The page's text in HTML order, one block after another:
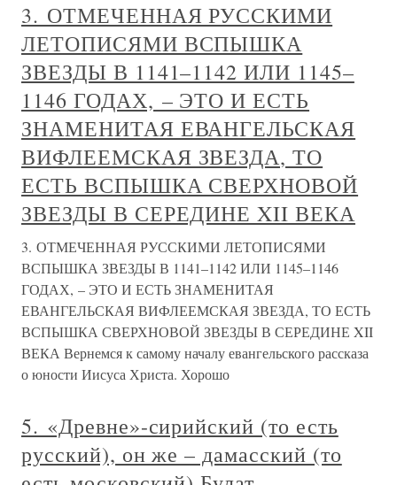
3. ОТМЕЧЕННАЯ РУССКИМИ
ЛЕТОПИСЯМИ ВСПЫШКА
ЗВЕЗДЫ В 1141–1142 ИЛИ 1145–
1146 ГОДАХ, – ЭТО И ЕСТЬ
ЗНАМЕНИТАЯ ЕВАНГЕЛЬСКАЯ
ВИФЛЕЕМСКАЯ ЗВЕЗДА, ТО
ЕСТЬ ВСПЫШКА СВЕРХНОВОЙ
ЗВЕЗДЫ В СЕРЕДИНЕ XII ВЕКА
3. ОТМЕЧЕННАЯ РУССКИМИ ЛЕТОПИСЯМИ
ВСПЫШКА ЗВЕЗДЫ В 1141–1142 ИЛИ 1145–1146
ГОДАХ, – ЭТО И ЕСТЬ ЗНАМЕНИТАЯ
ЕВАНГЕЛЬСКАЯ ВИФЛЕЕМСКАЯ ЗВЕЗДА, ТО ЕСТЬ
ВСПЫШКА СВЕРХНОВОЙ ЗВЕЗДЫ В СЕРЕДИНЕ XII
ВЕКА Вернемся к самому началу евангельского рассказа
о юности Иисуса Христа. Хорошо
5. «Древне»-сирийский (то есть
русский), он же – дамасский (то